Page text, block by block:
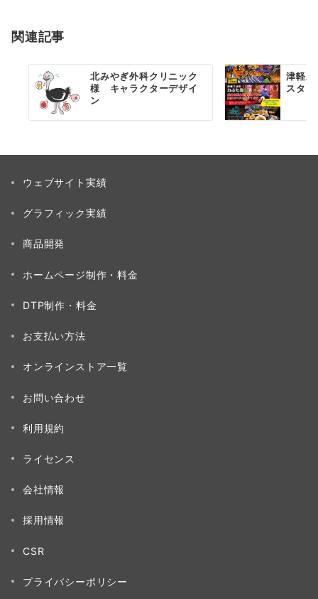
ー
関連記事
北みやぎ外科クリニック
様 キャラクターデザイ
ン
津軽三
スター
ウェブサイト実績
グラフィック実績
商品開発
ホームページ制作・料金
DTP制作・料金
お支払い方法
オンラインストア一覧
お問い合わせ
利用規約
ライセンス
会社情報
採用情報
CSR
プライバシーポリシー